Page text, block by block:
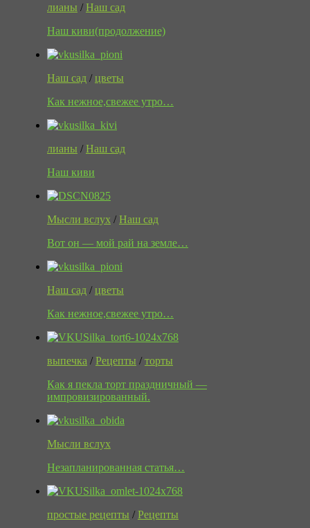
лианы /Наш сад
Наш киви(продолжение)
Наш сад /цветы
Как нежное,свежее утро…
лианы /Наш сад
Наш киви
Мысли вслух /Наш сад
Вот он — мой рай на земле…
Наш сад /цветы
Как нежное,свежее утро…
выпечка /Рецепты /торты
Как я пекла торт праздничный —
импровизированный.
Мысли вслух
Незапланированная статья…
простые рецепты /Рецепты